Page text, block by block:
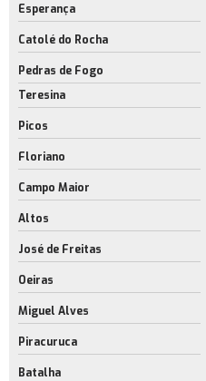
Esperança
Catolé do Rocha
Pedras de Fogo
Teresina
Picos
Floriano
Campo Maior
Altos
José de Freitas
Oeiras
Miguel Alves
Piracuruca
Batalha